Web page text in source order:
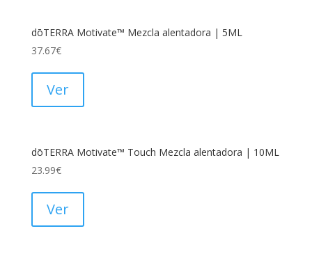
dōTERRA Motivate™ Mezcla alentadora | 5ML
37.67€
Ver
dōTERRA Motivate™ Touch Mezcla alentadora | 10ML
23.99€
Ver